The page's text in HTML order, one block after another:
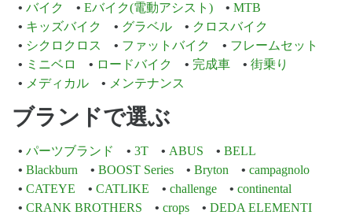
バイク
Eバイク(電動アシスト)
MTB
キッズバイク
グラベル
クロスバイク
シクロクロス
ファットバイク
フレームセット
ミニベロ
ロードバイク 完成車
街乗り
メディカル
メンテナンス
ブランドで選ぶ
パーツブランド 3T ABUS
BELL
Blackburn
BOOST Series Bryton
campagnolo
CATEYE
CATLIKE challenge
continental
CRANK BROTHERS
crops
DEDA ELEMENTI